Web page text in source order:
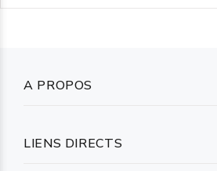
A PROPOS
LIENS DIRECTS